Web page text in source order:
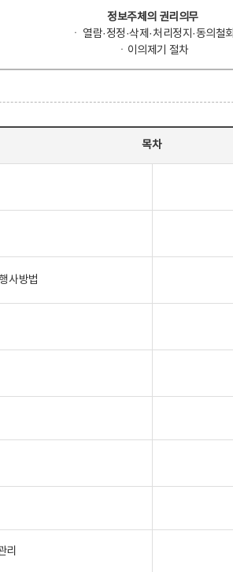
정보주체의 권리의무
ㆍ 열람·정정·삭제·처리정지·동의철회
ㆍ이의제기 절차
목차
사방법
리